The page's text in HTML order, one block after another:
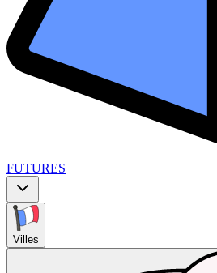
FUTURES
Villes